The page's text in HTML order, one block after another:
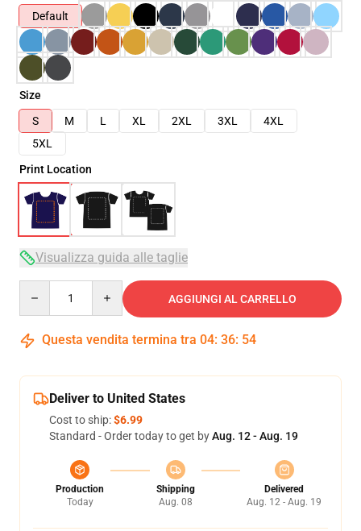
Default
Size
S
M L XL 2XL 3XL
4XL
5XL
Print Location
Visualizza guida alle taglie
AGGIUNGI AL CARRELLO
Questa vendita termina tra 04: 36: 54
Deliver to United States
Cost to ship:$6.99
Standard - Order today to get byAug. 12 - Aug. 19
Production
Today
Shipping
Aug. 08
Delivered
Aug. 12 - Aug. 19